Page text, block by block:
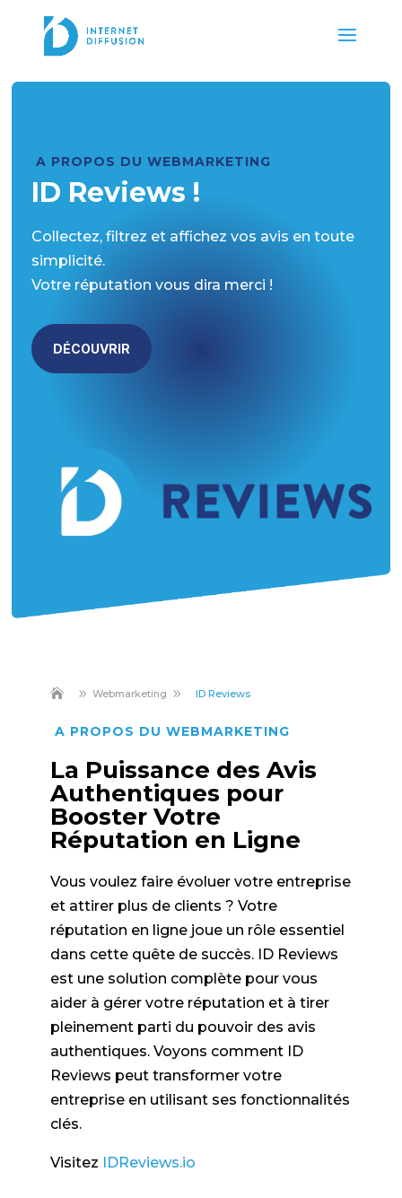
A PROPOS DU WEBMARKETING
ID Reviews !
Collectez, filtrez et affichez vos avis en toute
simplicité.
Votre réputation vous dira merci !
DÉCOUVRIR
9 Webmarketing 9 ID Reviews
A PROPOS DU WEBMARKETING
La Puissance des Avis
Authentiques pour
Booster Votre
Réputation en Ligne
Vous voulez faire évoluer votre entreprise
et attirer plus de clients ? Votre
réputation en ligne joue un rôle essentiel
dans cette quête de succès. ID Reviews
est une solution complète pour vous
aider à gérer votre réputation et à tirer
pleinement parti du pouvoir des avis
authentiques. Voyons comment ID
Reviews peut transformer votre
entreprise en utilisant ses fonctionnalités
clés.
Visitez IDReviews.io